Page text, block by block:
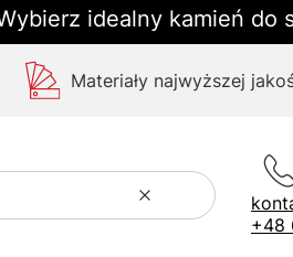
idealny kamień do
Materiały najwyższej
WyczyśćSzukaj
+48